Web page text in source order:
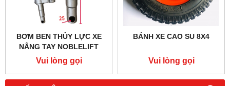
BƠM BEN THỦY LỰC XE
NÂNG TAY NOBLELIFT
2500KG
Vui lòng gọi
BÁNH XE CAO SU 8X4
Vui lòng gọi